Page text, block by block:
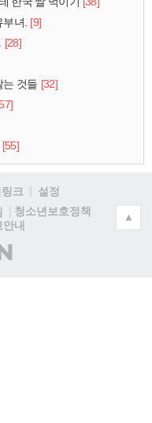
녀. [9]
[28]
는 것들 [32]
[55]
크
설정
청소년보호정책
내
▲